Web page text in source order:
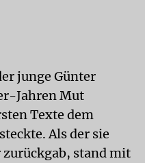
junge Günter
Jahren Mut
Texte dem
Als der sie
zurückgab, stand mit